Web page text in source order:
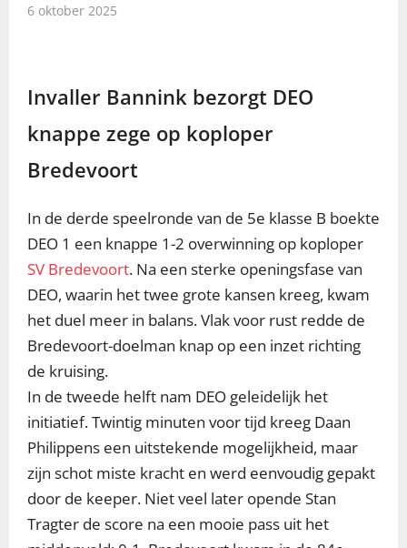
6 oktober 2025
Invaller Bannink bezorgt DEO
knappe zege op koploper
Bredevoort
In de derde speelronde van de 5e klasse B boekte
DEO 1 een knappe 1-2 overwinning op koploper
SV Bredevoort. Na een sterke openingsfase van
DEO, waarin het twee grote kansen kreeg, kwam
het duel meer in balans. Vlak voor rust redde de
Bredevoort-doelman knap op een inzet richting
de kruising.
In de tweede helft nam DEO geleidelijk het
initiatief. Twintig minuten voor tijd kreeg Daan
Philippens een uitstekende mogelijkheid, maar
zijn schot miste kracht en werd eenvoudig gepakt
door de keeper. Niet veel later opende Stan
Tragter de score na een mooie pass uit het